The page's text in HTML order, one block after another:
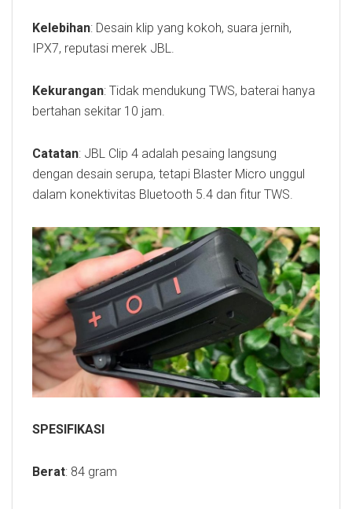
Kelebihan: Desain klip yang kokoh, suara jernih,
IPX7, reputasi merek JBL.
Kekurangan: Tidak mendukung TWS, baterai hanya
bertahan sekitar 10 jam.
Catatan: JBL Clip 4 adalah pesaing langsung
dengan desain serupa, tetapi Blaster Micro unggul
dalam konektivitas Bluetooth 5.4 dan fitur TWS.
SPESIFIKASI
Berat: 84 gram